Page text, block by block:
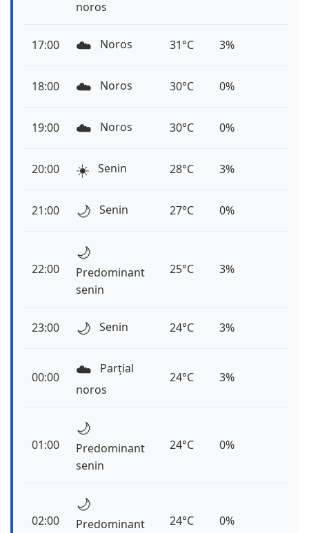
noros
17:00 ☁️ Noros 31°C 3%
18:00 ☁️ Noros 30°C 0%
19:00 ☁️ Noros 30°C 0%
20:00 ☀️ Senin 28°C 3%
21:00 🌙 Senin 27°C 0%
22:00
🌙
Predominant
senin
25°C 3%
23:00 🌙 Senin 24°C 3%
00:00 ☁️
Parțial
noros
24°C 3%
01:00
🌙
Predominant
senin
24°C 0%
02:00
🌙
Predominant
24°C 0%